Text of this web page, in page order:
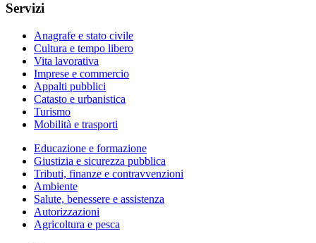
Servizi
Anagrafe e stato civile
Cultura e tempo libero
Vita lavorativa
Imprese e commercio
Appalti pubblici
Catasto e urbanistica
Turismo
Mobilità e trasporti
Educazione e formazione
Giustizia e sicurezza pubblica
Tributi, finanze e contravvenzioni
Ambiente
Salute, benessere e assistenza
Autorizzazioni
Agricoltura e pesca